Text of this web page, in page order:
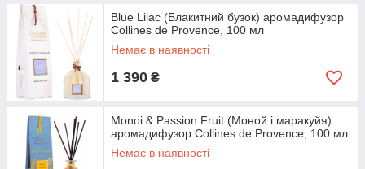
Blue Lilac (Блакитний бузок) аромадифузор
Collines de Provence, 100 мл
Немає в наявності
1 390 ₴
Monoi & Passion Fruit (Моной і маракуйя)
аромадифузор Collines de Provence, 100 мл
Немає в наявності